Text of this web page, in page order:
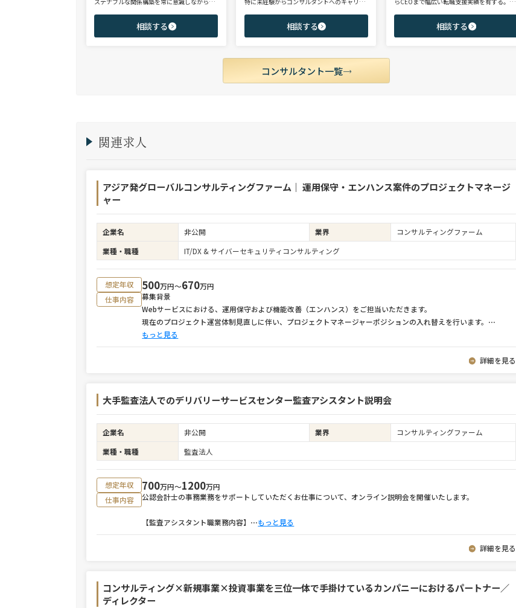
商社、投資銀行、大手事業会社を始めとする
幅広い領域で、若手～エグゼクティブまでご
相談する
ご志向と市場動向を踏まえ最適なキャリアを
ご提案させていただきます。
相談する
領域を中心に担当。未経験・ポテンシャル層
からミドル・ハイクラス層まで、年代・職階
相談する
コンサルタント一覧
関連求人
アジア発グローバルコンサルティングファーム｜ 運用保守・エンハンス案件のプロジェクトマネージ
ャー
企業名 非公開 業界
コンサルティングファーム
業種・職種
IT/DX & サイバーセキュリティコンサルティング
想定年収 500万円〜670万円
仕事内容
募集背景
Webサービスにおける、運用保守および機能改善（エンハンス）をご担当いただきます。
現在のプロジェクト運営体制見直しに伴い、プロジェクトマネージャーポジションの入れ替えを行います。 ⋯
もっと見る
詳細を見る
大手監査法人でのデリバリーサービスセンター監査アシスタント説明会
企業名 非公開 業界
コンサルティングファーム
業種・職種
監査法人
想定年収 700万円〜1200万円
仕事内容
公認会計士の事務業務をサポートしていただくお仕事について、オンライン説明会を開催いたします。
【監査アシスタント職業務内容】 ⋯もっと見る
詳細を見る
コンサルティング×新規事業×投資事業を三位一体で手掛けているカンパニーにおけるパートナー／
ディレクター